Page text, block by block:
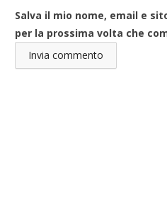
Salva il mio nome, email e
per la prossima volta che